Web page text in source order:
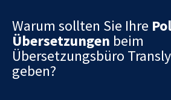
Warum sollten Sie Ihre
Übersetzungen beim
Übersetzungsbüro
geben?